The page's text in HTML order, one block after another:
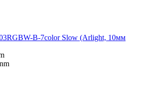
B-7color Slow (Arlight, 10мм